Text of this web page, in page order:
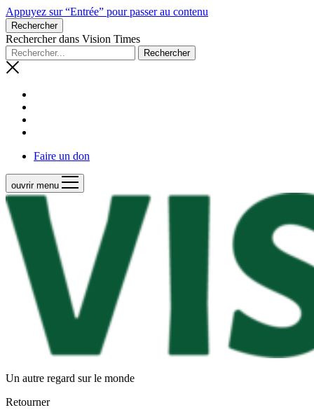
Appuyez sur “Entrée” pour passer au contenu
Rechercher
Rechercher dans Vision Times
Faire un don
ouvrir menu
Un autre regard sur le monde
Retourner